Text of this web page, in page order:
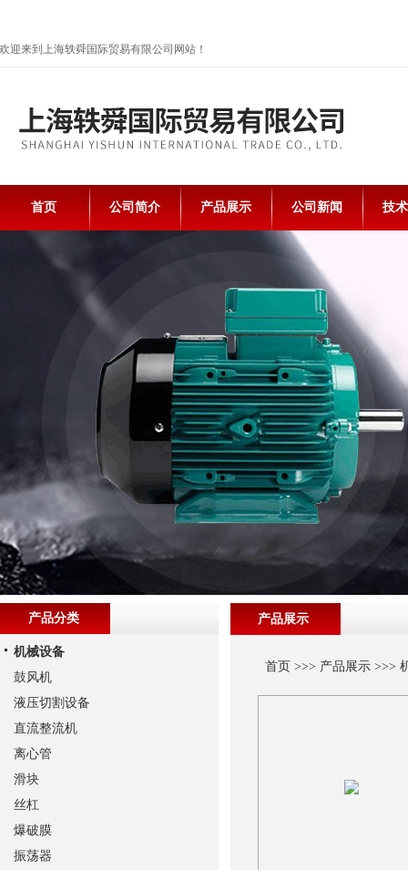
欢迎来到上海轶舜国际贸易有限公司网站！
首页 公司简介 产品展示 公司新闻 技
产品展示
首页 >>> 产品展示>>>
产品分类
机械设备
鼓风机
液压切割设备
直流整流机
离心管
滑块
丝杠
爆破膜
振荡器